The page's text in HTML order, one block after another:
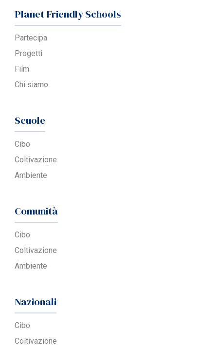
Planet Friendly Schools
Partecipa
Progetti
Film
Chi siamo
Scuole
Cibo
Coltivazione
Ambiente
Comunità
Cibo
Coltivazione
Ambiente
Nazionali
Cibo
Coltivazione